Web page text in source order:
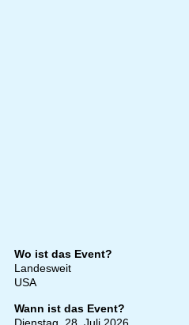
Wo ist das Event?
Landesweit
USA
Wann ist das Event?